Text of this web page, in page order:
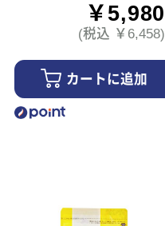
￥5,980
(税込 ￥6,458)
カートに追加